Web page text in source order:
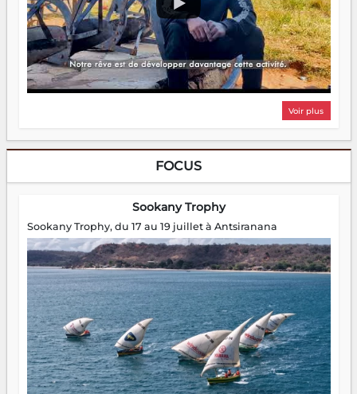
Voir plus
FOCUS
Sookany Trophy
Sookany Trophy, du 17 au 19 juillet à Antsiranana